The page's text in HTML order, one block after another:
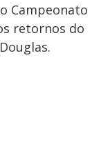
Campeonato
retornos do